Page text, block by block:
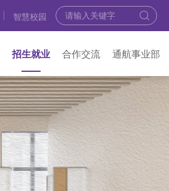
智慧校园
招生就业 合作交流 通航事业部